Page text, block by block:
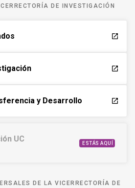
DE INVESTIGACIÓN
launch
launch
y Desarrollo launch
UC
ESTÁS AQUÍ
DE LA VICERRECTORÍA DE